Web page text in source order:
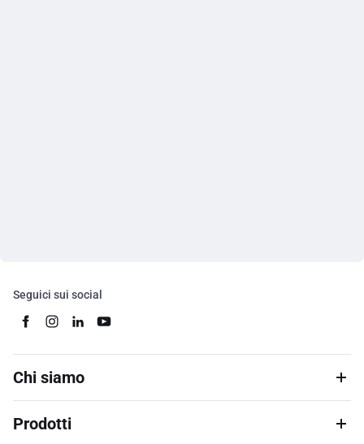
Seguici sui social
Chi siamo
Prodotti